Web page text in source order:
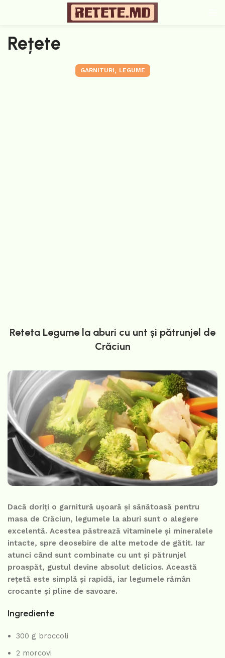
Rețete
GARNITURI, LEGUME
Reteta Legume la aburi cu unt și pătrunjel de
Crăciun
Dacă doriți o garnitură ușoară și sănătoasă pentru
masa de Crăciun, legumele la aburi sunt o alegere
excelentă. Acestea păstrează vitaminele și mineralele
intacte, spre deosebire de alte metode de gătit. Iar
atunci când sunt combinate cu unt și pătrunjel
proaspăt, gustul devine absolut delicios. Această
rețetă este simplă și rapidă, iar legumele rămân
crocante și pline de savoare.
Ingrediente
300 g broccoli
2 morcovi